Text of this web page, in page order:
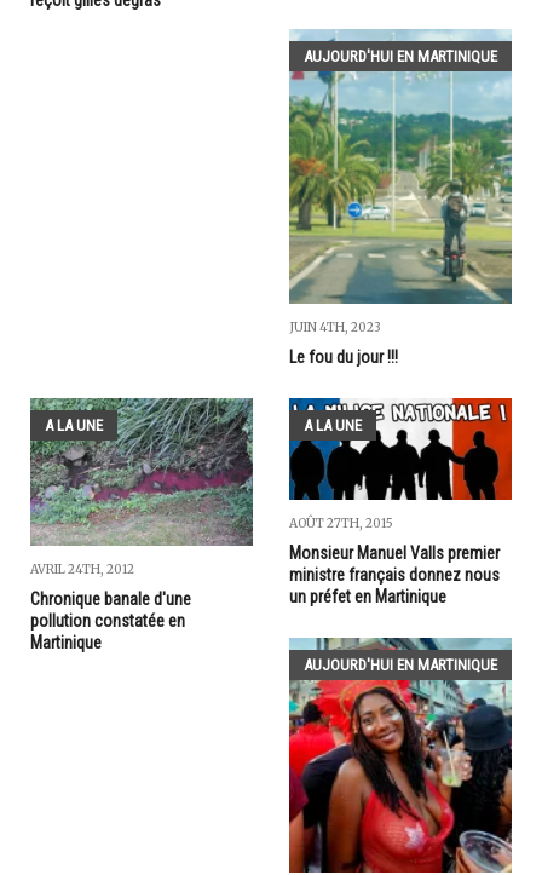
AUJOURD'HUI EN MARTINIQUE
JUIN 4TH, 2023
Le fou du jour !!!
A LA UNE
AVRIL 24TH, 2012
Chronique banale d'une
pollution constatée en
Martinique
A LA UNE
AOÛT 27TH, 2015
Monsieur Manuel Valls premier
ministre français donnez nous
un préfet en Martinique
AUJOURD'HUI EN MARTINIQUE